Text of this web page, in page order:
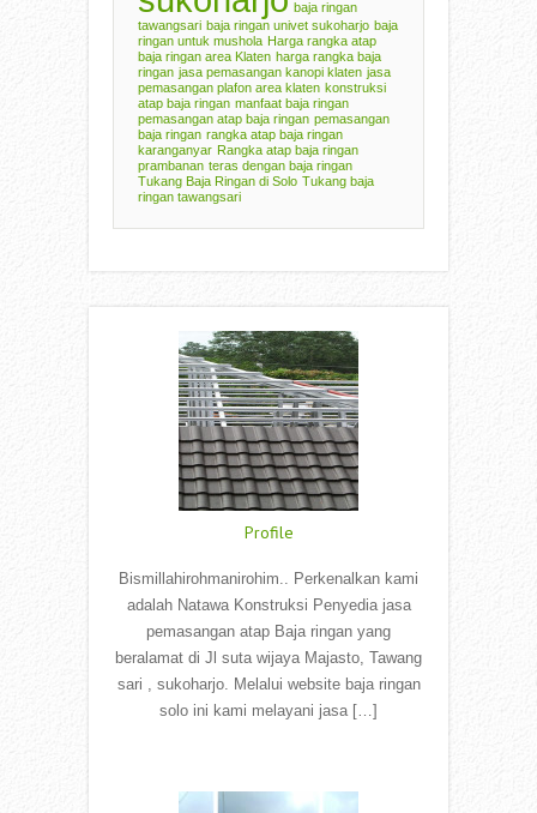
baja ringan
tawangsari baja ringan univet sukoharjo baja
ringan untuk mushola Harga rangka atap
baja ringan area Klaten harga rangka baja
ringan jasa pemasangan kanopi klaten jasa
pemasangan plafon area klaten konstruksi
atap baja ringan manfaat baja ringan
pemasangan atap baja ringan pemasangan
baja ringan rangka atap baja ringan
karanganyar Rangka atap baja ringan
prambanan teras dengan baja ringan
Tukang Baja Ringan di Solo Tukang baja
ringan tawangsari
Profile
Bismillahirohmanirohim.. Perkenalkan kami
adalah Natawa Konstruksi Penyedia jasa
pemasangan atap Baja ringan yang
beralamat di Jl suta wijaya Majasto, Tawang
sari , sukoharjo. Melalui website baja ringan
solo ini kami melayani jasa […]